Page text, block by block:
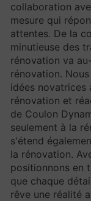
collaboration
mesure qui
attentes. De la
minutieuse des
rénovation va
rénovation.
idées novatrices
rénovation et
de Coulon
seulement à la
s'étend
la rénovation.
positionnons en
que chaque
rêve une réalité